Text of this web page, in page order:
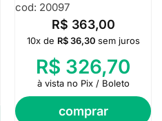
cod: 20097
R$ 363,00
comprar
10x de R$36,30 sem juros
R$ 326,70
à vista no Pix / Boleto